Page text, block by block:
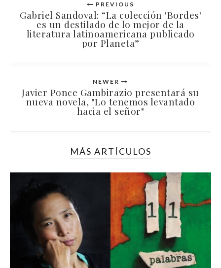
PREVIOUS
Gabriel Sandoval: “La colección 'Bordes'
es un destilado de lo mejor de la
literatura latinoamericana publicado
por Planeta”
NEWER
Javier Ponce Gambirazio presentará su
nueva novela, "Lo tenemos levantado
hacia el señor"
MÁS ARTÍCULOS